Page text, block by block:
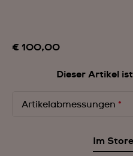
€ 100,00
Dieser Artikel
Artikelabmessungen*
Im